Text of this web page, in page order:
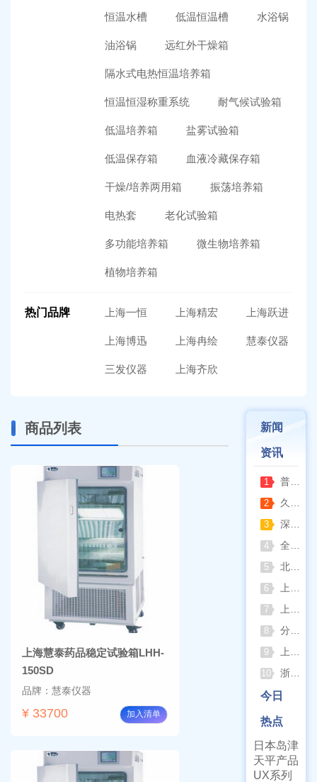
恒温水槽 低温恒温槽 水浴锅
油浴锅 远红外干燥箱
隔水式电热恒温培养箱
恒温恒湿称重系统 耐气候试验箱
低温培养箱 盐雾试验箱
低温保存箱 血液冷藏保存箱
干燥/培养两用箱 振荡培养箱
电热套 老化试验箱
多功能培养箱 微生物培养箱
植物培养箱
热门品牌 上海一恒 上海精宏 上海跃进
上海博迅 上海冉绘 慧泰仪器
三发仪器 上海齐欣
商品列表
上海慧泰药品稳定试验箱LHH-
150SD
品牌：慧泰仪器
¥ 33700 加入清单
新闻
资讯
1 普通烘箱和耐腐蚀烘箱区分
2 久兴医疗高压蒸汽灭菌器：制药科研灭菌的可靠之选
3 深那静音超声波清洗仪：科研洁净新标准，安静高效更安心
4 全自动凯氏定氮仪测定焦炭中氮 上海纤检助力焦化行业精准检测
5 北京六一电泳仪完整选型指南（分电泳槽 + 电源两大模块，按实验场景直接匹配）
6 上海仪电吸光光度法和荧光分析法的异同
7 上海佑科GC-7860系列网络化气相色谱仪
8 分清生物安全柜与洁净工作台 苏州安泰科普两类设备差异
9 上海申安灭菌器外排、内排与干燥功能全解析
10 浙江孚夏：打造合规可靠的实验室洁净装备
今日
热点
日本岛津
天平产品
UX系列